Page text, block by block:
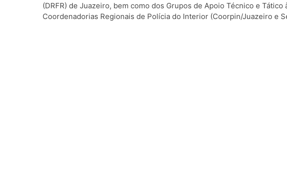
(DRFR) de Juazeiro, bem como dos Grupos de Apoio Técnico e Tático
Coordenadorias Regionais de Polícia do Interior (Coorpin/Juazeiro e